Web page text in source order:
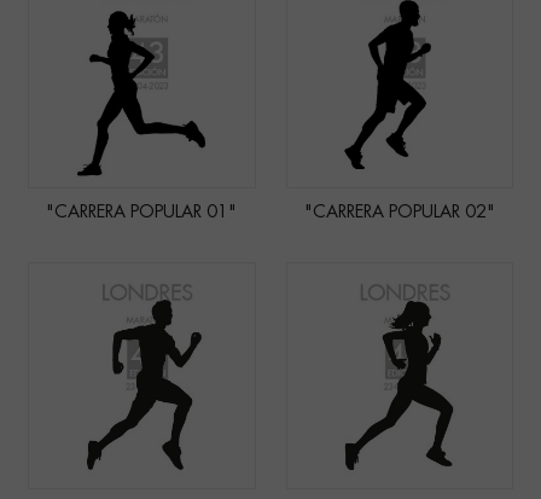
"CARRERA POPULAR 01" "CARRERA POPULAR 02"